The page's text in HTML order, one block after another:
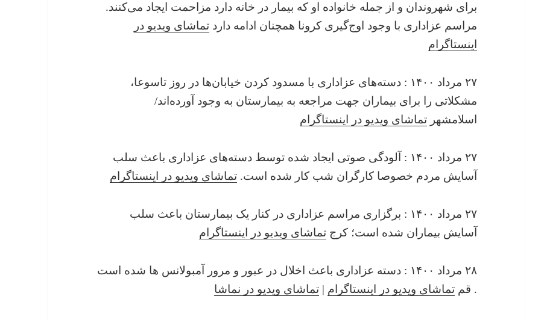
برای شهروندان و از جمله خانواده او که بیمار در خانه دارد مزاحمت ایجاد می‌کنند.
مراسم عزاداری با وجود اوج‌گیری کرونا همچنان ادامه داردتماشای ویدیو در
اینستاگرام
۲۷ مرداد ۱۴۰۰ : دسته‌های عزاداری با مسدود کردن خیابان‌ها در روز تاسوعا،
مشکلاتی را برای بیماران جهت مراجعه به بیمارستان به وجود آورده‌اند/
اسلامشهرتماشای ویدیو در اینستاگرام
۲۷ مرداد ۱۴۰۰ : آلودگی صوتی ایجاد شده توسط دسته‌های عزاداری باعث سلب
آسایش مردم خصوصا کارگران شب کار شده است.تماشای ویدیو در اینستاگرام
۲۷ مرداد ۱۴۰۰ : برگزاری مراسم عزاداری در کنار یک بیمارستان باعث سلب
آسایش بیماران شده است؛ کرجتماشای ویدیو در اینستاگرام
۲۸ مرداد ۱۴۰۰ : دسته عزاداری باعث اخلال در عبور و مرور آمبولانس ها شده است
. قمتماشای ویدیو در اینستاگرام |تماشای ویدیو در نماشا